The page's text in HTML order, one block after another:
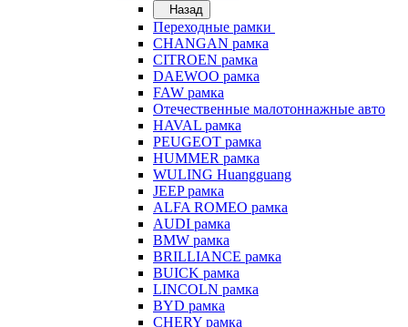
Назад
Переходные рамки
CHANGAN рамка
CITROEN рамка
DAEWOO рамка
FAW рамка
Отечественные малотоннажные авто
HAVAL рамка
PEUGEOT рамка
HUMMER рамка
WULING Huangguang
JEEP рамка
ALFA ROMEO рамка
AUDI рамка
BMW рамка
BRILLIANCE рамка
BUICK рамка
LINCOLN рамка
BYD рамка
CHERY рамка